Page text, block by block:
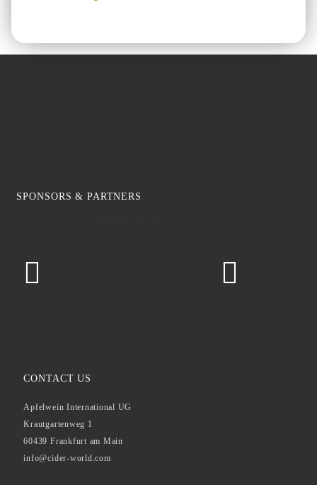
SPONSORS & PARTNERS
CONTACT US
Apfelwein International UG
Krautgartenweg 1
60439 Frankfurt am Main
info@cider-world.com